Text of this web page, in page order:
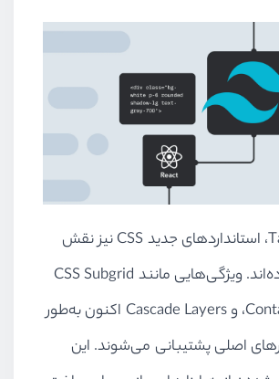
در کنار Tailwind، استانداردهای جدید CSS نیز نقش
پررنگی پیدا کرده‌اند. ویژگی‌هایی مانند CSS Subgrid
،Container Queries و Cascade Layers اکنون به‌طور
اصلی پشتیبانی می‌شوند. این